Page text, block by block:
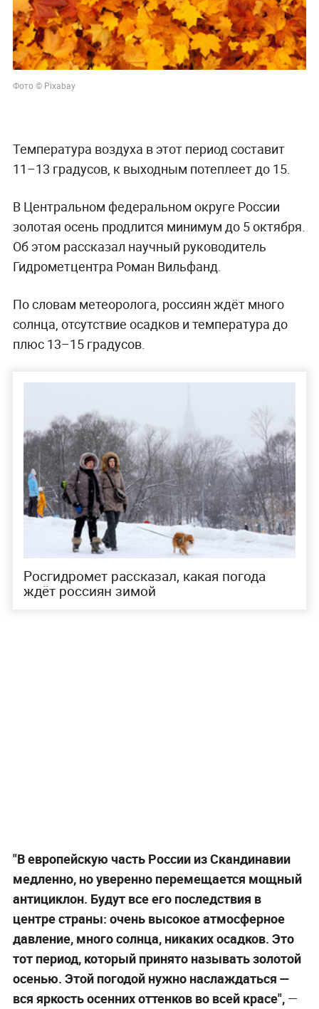
Фото © Pixabay
Температура воздуха в этот период составит
11–13 градусов, к выходным потеплеет до 15.
В Центральном федеральном округе России
золотая осень продлится минимум до 5 октября.
Об этом рассказал научный руководитель
Гидрометцентра Роман Вильфанд.
По словам метеоролога, россиян ждёт много
солнца, отсутствие осадков и температура до
плюс 13–15 градусов.
Росгидромет рассказал, какая погода
ждёт россиян зимой
"В европейскую часть России из Скандинавии
медленно, но уверенно перемещается мощный
антициклон. Будут все его последствия в
центре страны: очень высокое атмосферное
давление, много солнца, никаких осадков. Это
тот период, который принято называть золотой
осенью. Этой погодой нужно наслаждаться —
вся яркость осенних оттенков во всей красе",—